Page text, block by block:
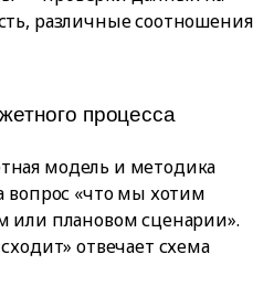
различные соотношения
процесса
модель и методика
вопрос «что мы хотим
или плановом сценарии».
отвечает схема